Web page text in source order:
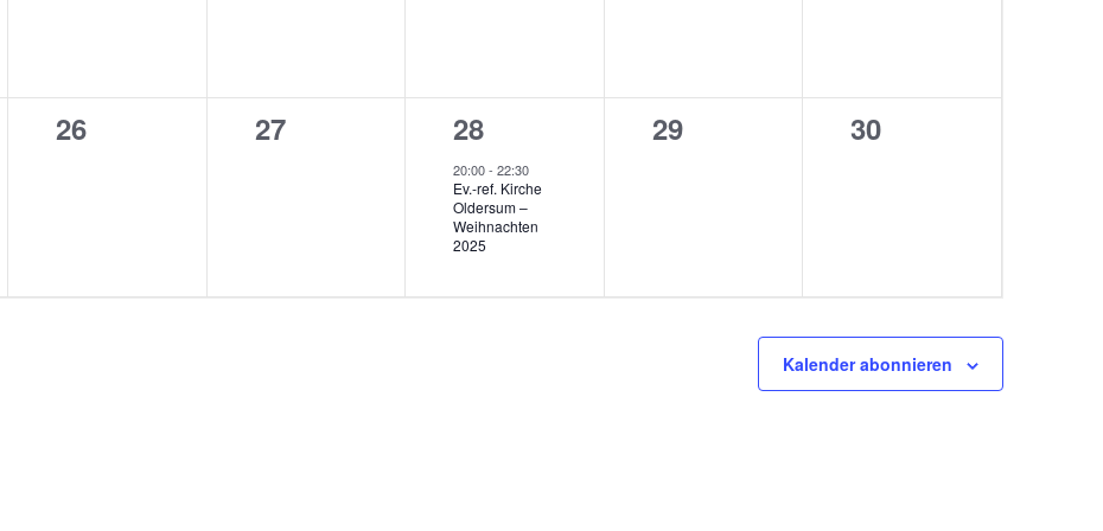
0
26
0
Veranstaltungen,
27
1
Veranstaltung,
28
20:00-22:30
Ev.-ref. Kirche
Oldersum –
Weihnachten
2025
0
29
0
30
Kalender abonnieren